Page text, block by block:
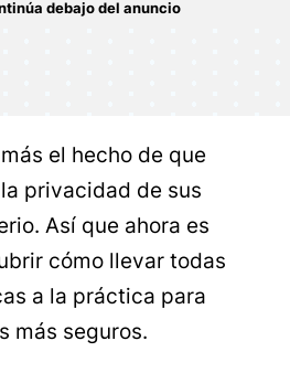
el hecho de que
privacidad de sus
Así que ahora es
cómo llevar todas
a la práctica para
más seguros.